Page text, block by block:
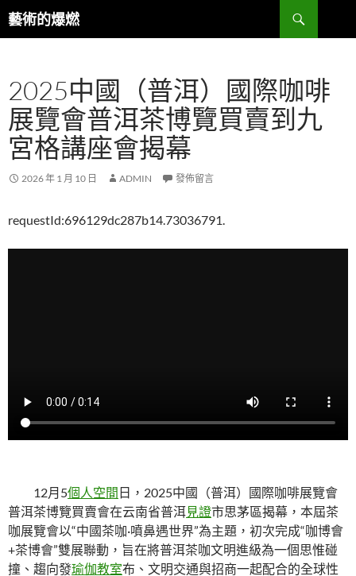
至
內
容
藝術的爆燃
搜
尋
2025中國（普洱）國際咖啡
展覽會普洱茶博覽買賣到九
宮格講座會揭幕
2026 年 1 月 10 日 ADMIN 發佈留言
requestId:696129dc287b14.73036791.
12月5個人空間日，2025中國（普洱）國際咖啡展覽會
普洱茶博覽買賣會在云南省普洱見證市思茅區揭幕，本屆茶
咖展覽會以“中國茶咖·噴鼻遇世界”為主題，初次完成“咖博會
+茶博會”雙展聯動，旨在將普洱茶咖文明進級為一個思惟碰
撞、趨向發瑜伽教室布、文明交通與招商一起配合的全球性